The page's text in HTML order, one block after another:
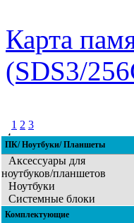
Карта
(SDS3/
1 2 3
4
5
ПК/ Ноутбуки/ Планшеты
Аксессуары для
ноутбуков/планшетов
Ноутбуки
Системные блоки
Комплектующие